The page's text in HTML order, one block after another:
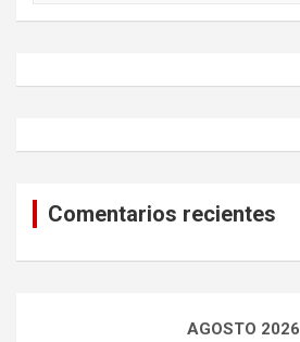
h
Comentarios recientes
AGOSTO 2026